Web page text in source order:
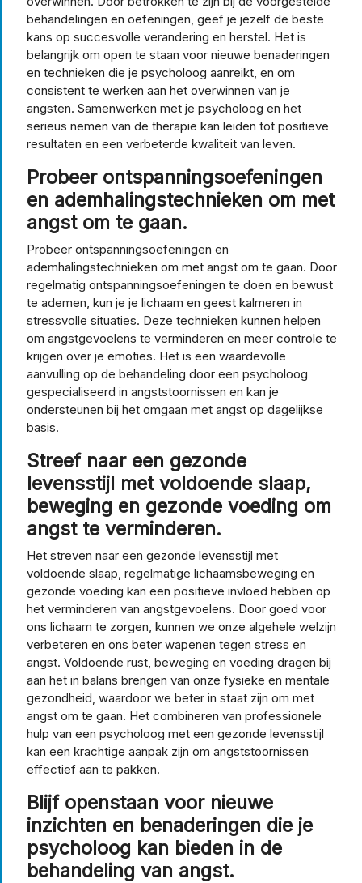
behandelingen en oefeningen, geef je jezelf de beste
kans op succesvolle verandering en herstel. Het is
belangrijk om open te staan voor nieuwe benaderingen
en technieken die je psycholoog aanreikt, en om
consistent te werken aan het overwinnen van je
angsten. Samenwerken met je psycholoog en het
serieus nemen van de therapie kan leiden tot positieve
resultaten en een verbeterde kwaliteit van leven.
Probeer ontspanningsoefeningen
en ademhalingstechnieken om met
angst om te gaan.
Probeer ontspanningsoefeningen en
ademhalingstechnieken om met angst om te gaan. Door
regelmatig ontspanningsoefeningen te doen en bewust
te ademen, kun je je lichaam en geest kalmeren in
stressvolle situaties. Deze technieken kunnen helpen
om angstgevoelens te verminderen en meer controle te
krijgen over je emoties. Het is een waardevolle
aanvulling op de behandeling door een psycholoog
gespecialiseerd in angststoornissen en kan je
ondersteunen bij het omgaan met angst op dagelijkse
basis.
Streef naar een gezonde
levensstijl met voldoende slaap,
beweging en gezonde voeding om
angst te verminderen.
Het streven naar een gezonde levensstijl met
voldoende slaap, regelmatige lichaamsbeweging en
gezonde voeding kan een positieve invloed hebben op
het verminderen van angstgevoelens. Door goed voor
ons lichaam te zorgen, kunnen we onze algehele welzijn
verbeteren en ons beter wapenen tegen stress en
angst. Voldoende rust, beweging en voeding dragen bij
aan het in balans brengen van onze fysieke en mentale
gezondheid, waardoor we beter in staat zijn om met
angst om te gaan. Het combineren van professionele
hulp van een psycholoog met een gezonde levensstijl
kan een krachtige aanpak zijn om angststoornissen
effectief aan te pakken.
Blijf openstaan voor nieuwe
inzichten en benaderingen die je
psycholoog kan bieden in de
behandeling van angst.